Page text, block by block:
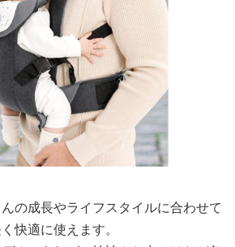
の成長やライフスタイルに合わせて
快適に使えます。